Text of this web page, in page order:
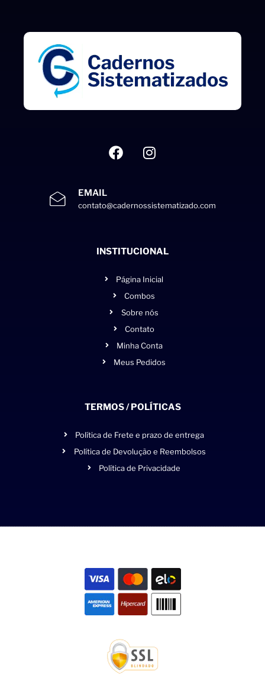
EMAIL
contato@cadernossistematizado.com
INSTITUCIONAL
Página Inicial
Combos
Sobre nós
Contato
Minha Conta
Meus Pedidos
TERMOS / POLÍTICAS
Política de Frete e prazo de entrega
Política de Devolução e Reembolsos
Política de Privacidade